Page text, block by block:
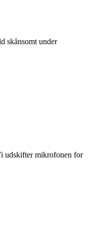
skånsomt under
udskifter mikrofonen for